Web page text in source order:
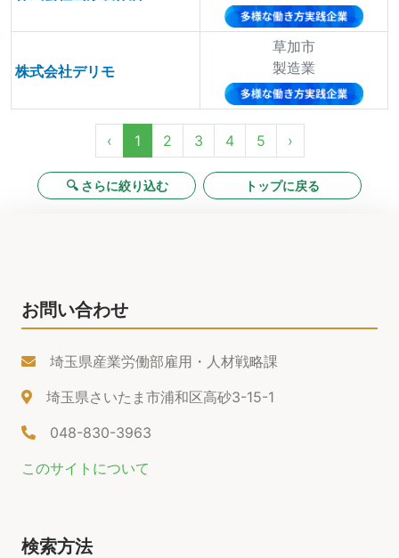
株式会社デリモ
草加市
製造業
‹ 1 2 3 4 5 ›
🔍 さらに絞り込む トップに戻る
お問い合わせ
埼玉県産業労働部雇用・人材戦略課
埼玉県さいたま市浦和区高砂3-15-1
048-830-3963
このサイトについて
検索方法